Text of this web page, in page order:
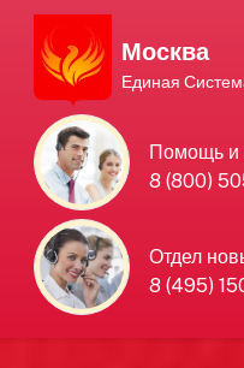
Москва
Единая
Помощь и
8 (800)
Отдел
8 (495)
Единая
нового